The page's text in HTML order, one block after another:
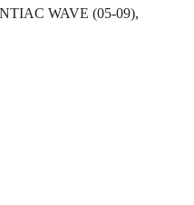
WAVE (05-09),